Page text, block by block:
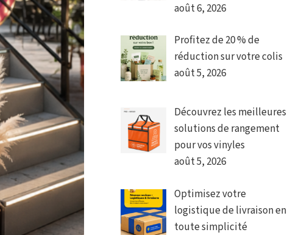
août 6, 2026
Profitez de 20 % de
réduction sur votre colis
août 5, 2026
Découvrez les meilleures
solutions de rangement
pour vos vinyles
août 5, 2026
Optimisez votre
logistique de livraison en
toute simplicité